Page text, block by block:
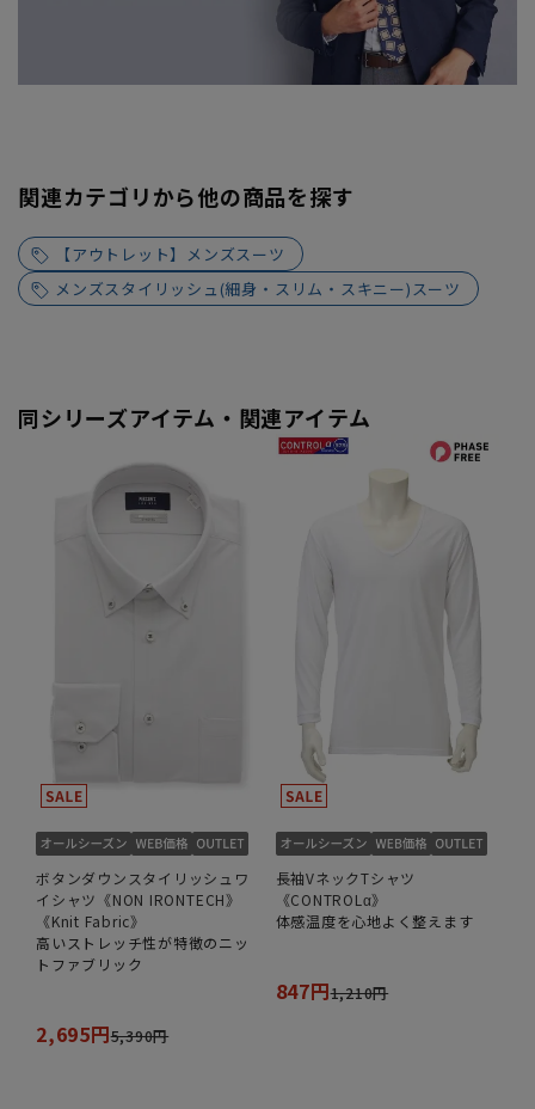
関連カテゴリから他の商品を探す
【アウトレット】メンズスーツ
メンズスタイリッシュ(細身・スリム・スキニー)スーツ
同シリーズアイテム・関連アイテム
ボタンダウンスタイリッシュワ
イシャツ《NON IRONTECH》
《Knit Fabric》
高いストレッチ性が特徴のニッ
トファブリック
2,695円5,390円
長袖VネックTシャツ
《CONTROLα》
体感温度を心地よく整えます
847円1,210円